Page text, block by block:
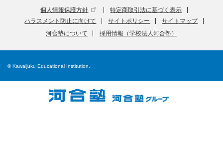
個人情報保護方針
特定商取引法に基づく表示
ハラスメント防止に向けて
サイトポリシー
サイトマップ
河合塾について
採用情報（学校法人河合塾）
© Kawaijuku Educational Institution.